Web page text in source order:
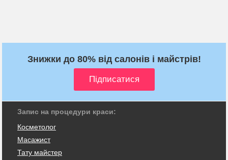
Знижки до 80% від салонів і майстрів!
Запис на процедури краси:
Косметолог
Масажист
Тату майстер